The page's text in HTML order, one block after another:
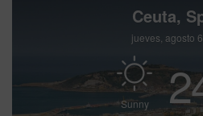
Ceuta,
jueves, agosto
Sunny